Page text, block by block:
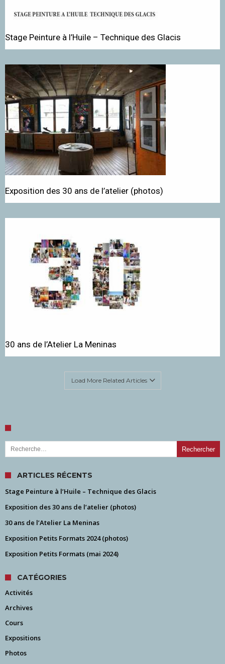
Stage Peinture à l’Huile – Technique des Glacis
Exposition des 30 ans de l’atelier (photos)
30 ans de l’Atelier La Meninas
Load More Related Articles
Rechercher :
ARTICLES RÉCENTS
Stage Peinture à l’Huile – Technique des Glacis
Exposition des 30 ans de l’atelier (photos)
30 ans de l’Atelier La Meninas
Exposition Petits Formats 2024 (photos)
Exposition Petits Formats (mai 2024)
CATÉGORIES
Activités
Archives
Cours
Expositions
Photos